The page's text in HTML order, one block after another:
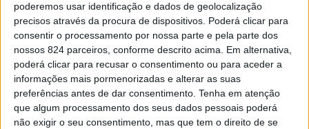
poderemos usar identificação e dados de geolocalização
precisos através da procura de dispositivos. Poderá clicar para
consentir o processamento por nossa parte e pela parte dos
nossos 824 parceiros, conforme descrito acima. Em alternativa,
poderá clicar para recusar o consentimento ou para aceder a
informações mais pormenorizadas e alterar as suas
preferências antes de dar consentimento. Tenha em atenção
que algum processamento dos seus dados pessoais poderá
não exigir o seu consentimento, mas que tem o direito de se
Necrologia ,Oliveira de Azeméis
António de Oliveira
Alves Moreira (1958-
2022)